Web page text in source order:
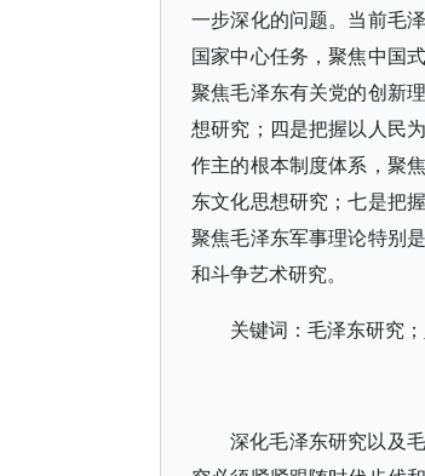
一步深化的问题。当前毛
国家中心任务，聚焦中国
聚焦毛泽东有关党的创新
想研究；四是把握以人民
作主的根本制度体系，聚
东文化思想研究；七是把
聚焦毛泽东军事理论特别
和斗争艺术研究。
关键词：毛泽东研究
深化毛泽东研究以及